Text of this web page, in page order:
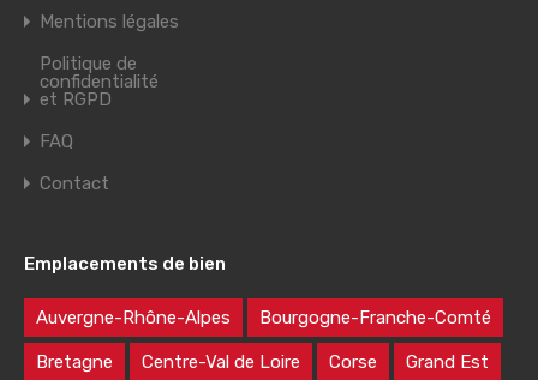
Mentions légales
Politique de
confidentialité
et RGPD
FAQ
Contact
Emplacements de bien
Auvergne-Rhône-Alpes Bourgogne-Franche-Comté
Bretagne Centre-Val de Loire Corse Grand Est